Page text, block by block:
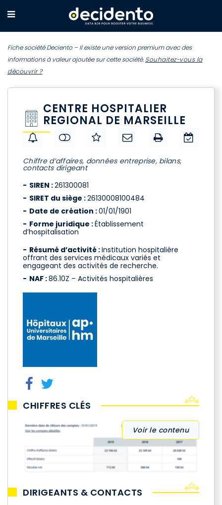
Fiche société Deciento – Il existe une version premium avec des
informations à valeur ajoutée sur cette société. Souhaitez-vous la
découvrir ?
CENTRE HOSPITALIER
REGIONAL DE MARSEILLE
Chiffre d’affaires, données entreprise, bilans,
contacts dirigeant
SIREN :261300081
SIRET du siège :26130008100484
Date de création :01/01/1901
Forme juridique :Établissement
d’hospitalisation
Résumé d’activité :Institution hospitalière
offrant des services médicaux variés et
engageant des activités de recherche.
NAF :86.10Z – Activités hospitalières
CHIFFRES CLÉS
Voir le contenu
DIRIGEANTS & CONTACTS